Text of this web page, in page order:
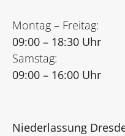
Montag – Freitag:
09:00 – 18:30 Uhr
Samstag:
09:00 – 16:00 Uhr
Niederlassung